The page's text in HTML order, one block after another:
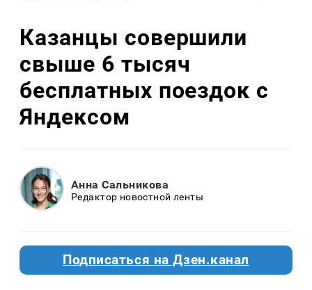
Казанцы совершили
свыше 6 тысяч
бесплатных поездок с
Яндексом
Анна Сальникова
Редактор новостной ленты
Подписаться на Дзен.канал